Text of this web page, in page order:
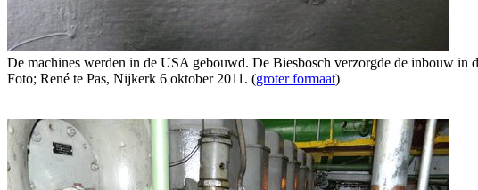
De machines werden in de USA gebouwd. De Biesbosch verzorgde de inbouw in
Foto; René te Pas, Nijkerk 6 oktober 2011. (groter formaat)